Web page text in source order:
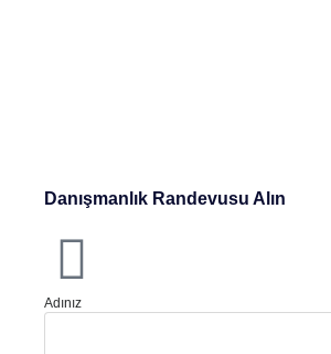
Danışmanlık Randevusu Alın
Adınız